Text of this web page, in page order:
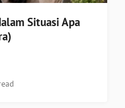
Situasi Apa